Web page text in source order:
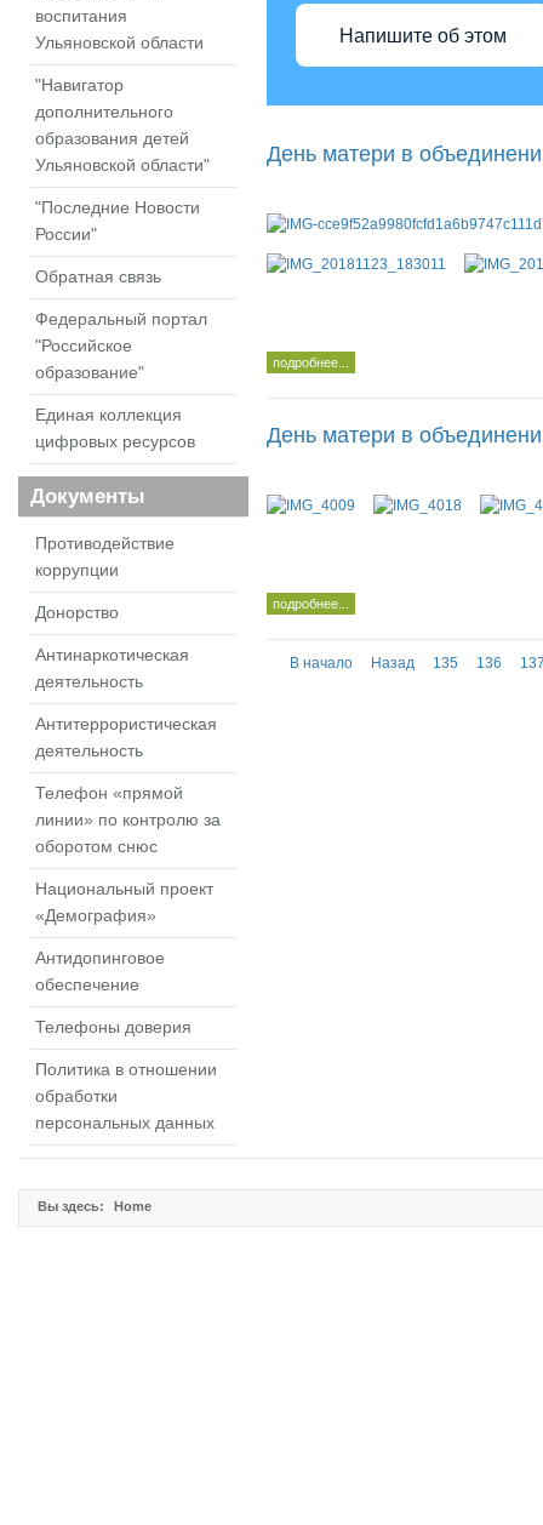
Напишите об этом
День матери в
подробнее...
День матери в
подробнее...
В начало Назад 135 136
воспитания
Ульяновской области
"Навигатор
дополнительного
образования детей
Ульяновской области"
"Последние Новости
России"
Обратная связь
Федеральный портал
"Российское
образование"
Единая коллекция
цифровых ресурсов
Документы
Противодействие
коррупции
Донорство
Антинаркотическая
деятельность
Антитеррористическая
деятельность
Телефон «прямой
линии» по контролю за
оборотом снюс
Национальный проект
«Демография»
Антидопинговое
обеспечение
Телефоны доверия
Политика в отношении
обработки
персональных данных
Вы здесь: Home